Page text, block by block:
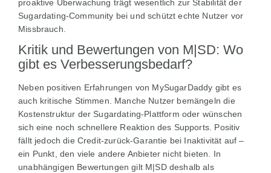
proaktive Überwachung trägt wesentlich zur Stabilität der
Sugardating-Community bei und schützt echte Nutzer vor
Missbrauch.
Kritik und Bewertungen von M|SD: Wo
gibt es Verbesserungsbedarf?
Neben positiven Erfahrungen von MySugarDaddy gibt es
auch kritische Stimmen. Manche Nutzer bemängeln die
Kostenstruktur der Sugardating-Plattform oder wünschen
sich eine noch schnellere Reaktion des Supports. Positiv
fällt jedoch die Credit-zurück-Garantie bei Inaktivität auf –
ein Punkt, den viele andere Anbieter nicht bieten. In
unabhängigen Bewertungen gilt M|SD deshalb als